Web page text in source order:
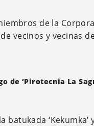
de la
vecinos y vecinas
de ‘Pirotecnia La